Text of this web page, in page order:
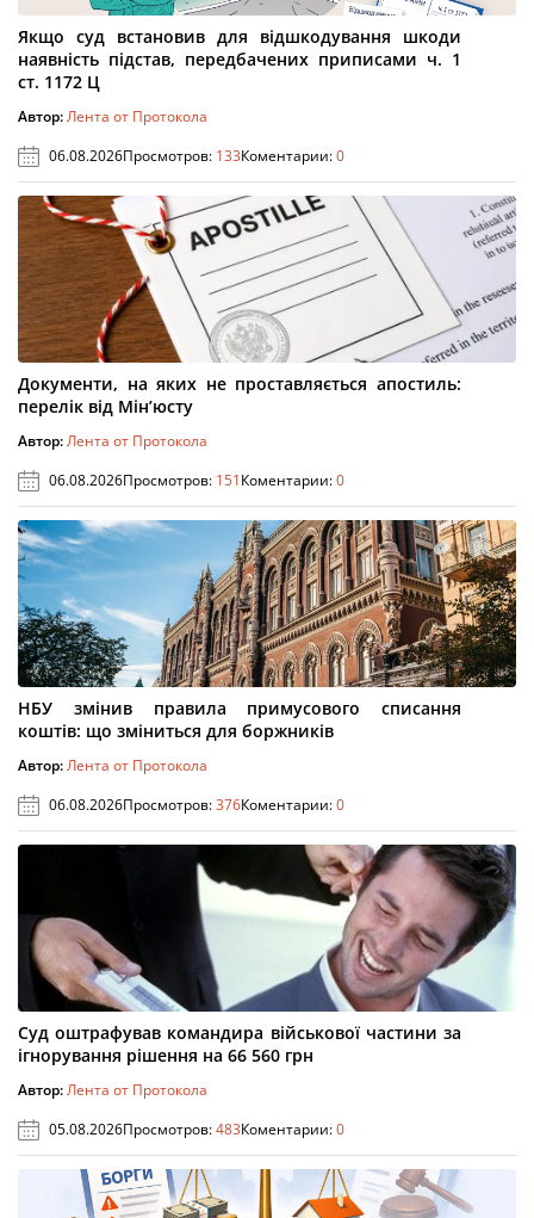
Якщо суд встановив для відшкодування шкоди
наявність підстав, передбачених приписами ч. 1
ст. 1172 Ц
Автор:Лента от Протокола
06.08.2026Просмотров: 133Коментарии:0
Документи, на яких не проставляється апостиль:
перелік від Мін’юсту
Автор:Лента от Протокола
06.08.2026Просмотров: 151Коментарии:0
НБУ змінив правила примусового списання
коштів: що зміниться для боржників
Автор:Лента от Протокола
06.08.2026Просмотров:376Коментарии:0
Суд оштрафував командира військової частини за
ігнорування рішення на 66 560 грн
Автор:Лента от Протокола
05.08.2026Просмотров:483Коментарии:0